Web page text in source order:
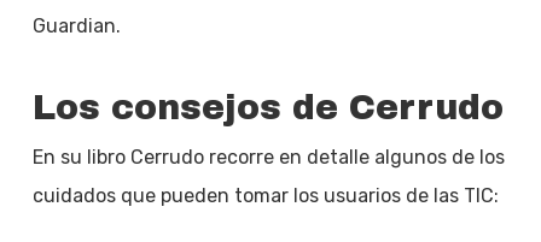
Guardian.
Los consejos de Cerrudo
En su libro Cerrudo recorre en detalle algunos de los
cuidados que pueden tomar los usuarios de las TIC: